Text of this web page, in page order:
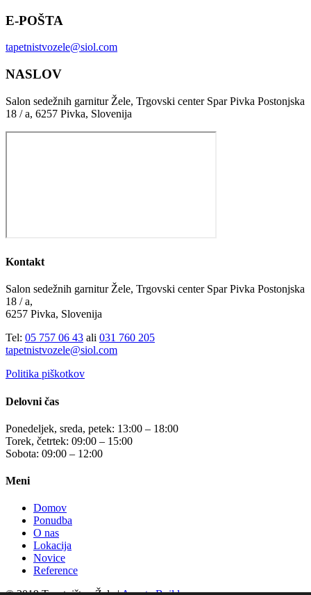
E-POŠTA
tapetnistvozele@siol.com
NASLOV
Salon sedežnih garnitur Žele, Trgovski center Spar Pivka Postonjska
18 / a, 6257 Pivka, Slovenija
Kontakt
Salon sedežnih garnitur Žele, Trgovski center Spar Pivka Postonjska
18 / a,
6257 Pivka, Slovenija
Tel: 05 757 06 43 ali 031 760 205
tapetnistvozele@siol.com
Politika piškotkov
Delovni čas
Ponedeljek, sreda, petek: 13:00 – 18:00
Torek, četrtek: 09:00 – 15:00
Sobota: 09:00 – 12:00
Meni
Domov
Ponudba
O nas
Lokacija
Novice
Reference